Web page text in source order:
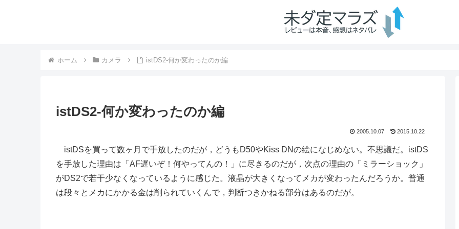
ホーム カメラ istDS2-何か変わったのか編
istDS2-何か変わったのか編
2005.10.07 2015.10.22
istDSを買って数ヶ月で手放したのだが，どうもD50やKiss DNの絵になじめない。不思議だ。istDS
を手放した理由は「AF遅いぞ！何やってんの！」に尽きるのだが，次点の理由の「ミラーショック」
がDS2で若干少なくなっているように感じた。液晶が大きくなってメカが変わったんだろうか。普通
は段々とメカにかかる金は削られていくんで，判断つきかねる部分はあるのだが。